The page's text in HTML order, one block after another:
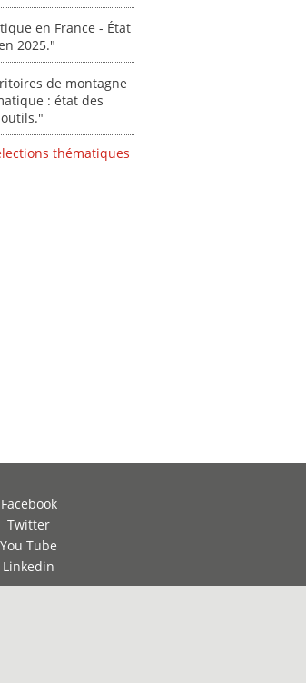
électronique ]
risques pour le
en France - État
2025."
de montagne
: état des
thématiques
Facebook
Twitter
You Tube
Linkedin